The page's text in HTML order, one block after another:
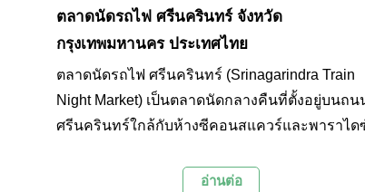
ตลาดนัดรถไฟ ศรีนครินทร์ จังหวัด
กรุงเทพมหานคร ประเทศไทย
ตลาดนัดรถไฟ ศรีนครินทร์ (Srinagarindra Train
Night Market) เป็นตลาดนัดกลางคืนที่ตั้งอยู่บนถน
ศรีนครินทร์ใกล้กับห้างซีคอนสแควร์และพาราได
บรรยากาศของตลาดสไตล์วินเทจสุดแนว ภายใน
อ่านต่อ